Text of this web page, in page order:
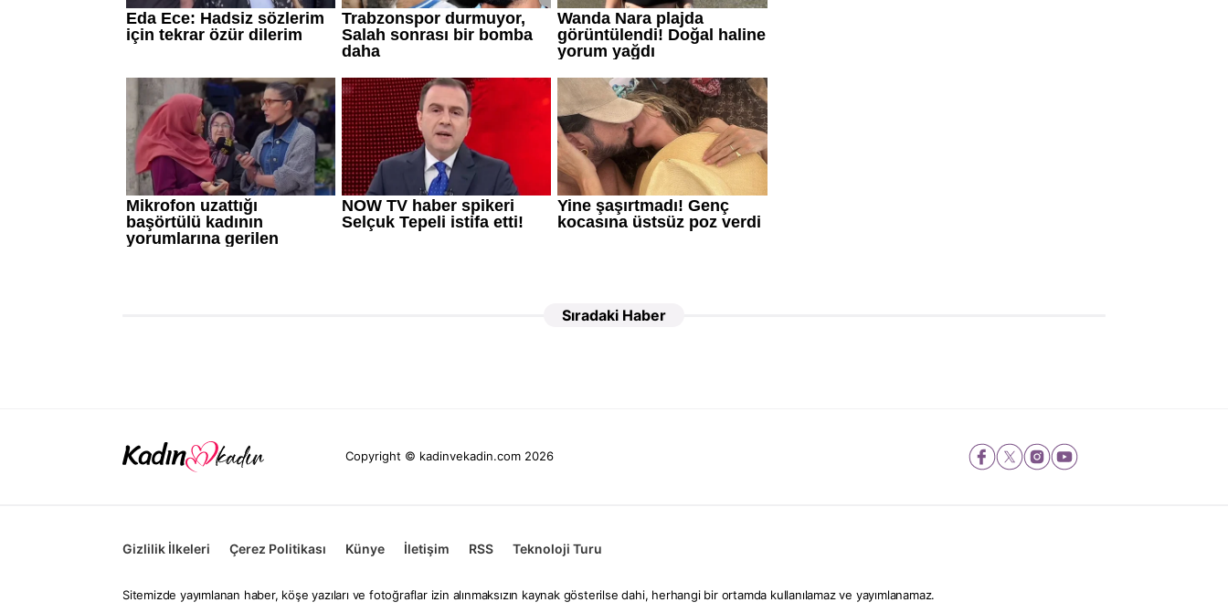
Sıradaki Haber
Copyright © kadinvekadin.com 2026
Gizlilik İlkeleri Çerez Politikası Künye İletişim RSS Teknoloji Turu
Sitemizde yayımlanan haber, köşe yazıları ve fotoğraflar izin alınmaksızın kaynak gösterilse dahi, herhangi bir ortamda kullanılamaz ve yayımlanamaz.